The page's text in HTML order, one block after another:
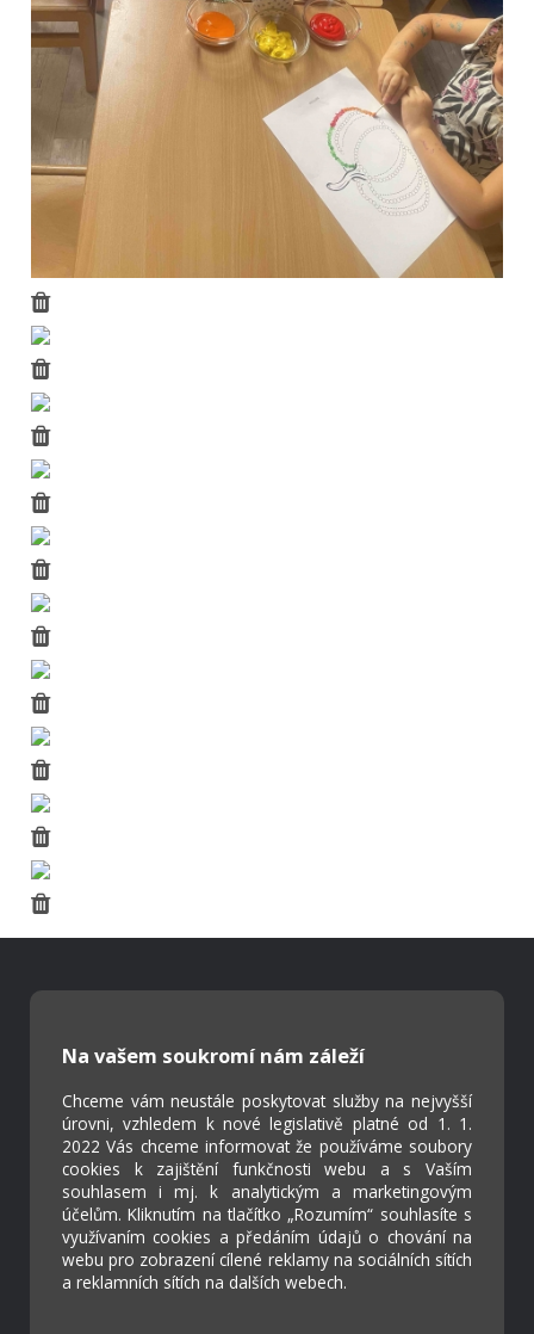
Na vašem soukromí nám záleží
Chceme vám neustále poskytovat služby na nejvyšší
úrovni, vzhledem k nové legislativě platné od 1. 1.
2022 Vás chceme informovat že používáme soubory
cookies k zajištění funkčnosti webu a s Vaším
souhlasem i mj. k analytickým a marketingovým
účelům. Kliknutím na tlačítko „Rozumím“ souhlasíte s
využívaním cookies a předáním údajů o chování na
webu pro zobrazení cílené reklamy na sociálních sítích
a reklamních sítích na dalších webech.
Strava.cz
Kontakty
Projekty
Virtuální prohlídka
Cookies
Přístupnost